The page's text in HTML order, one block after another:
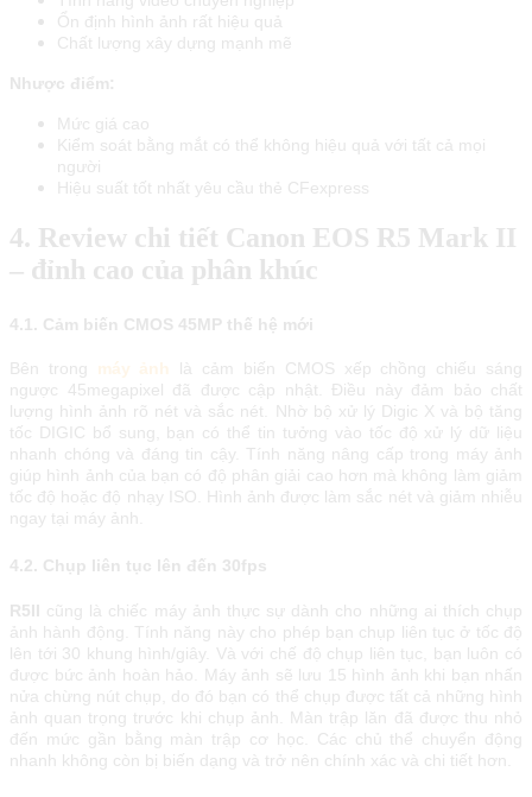
Ổn định hình ảnh rất hiệu quả
Chất lượng xây dựng mạnh mẽ
Nhược điểm:
Mức giá cao
Kiểm soát bằng mắt có thể không hiệu quả với tất cả mọi
người
Hiệu suất tốt nhất yêu cầu thẻ CFexpress
4. Review chi tiết Canon EOS R5 Mark II
– đỉnh cao của phân khúc
4.1. Cảm biến CMOS 45MP thế hệ mới
Bên trong
là cảm biến CMOS xếp chồng chiếu sáng
ngược 45megapixel đã được cập nhật. Điều này đảm bảo chất
lượng hình ảnh rõ nét và sắc nét. Nhờ bộ xử lý Digic X và bộ tăng
tốc DIGIC bổ sung, bạn có thể tin tưởng vào tốc độ xử lý dữ liệu
nhanh chóng và đáng tin cậy. Tính năng nâng cấp trong máy ảnh
giúp hình ảnh của bạn có độ phân giải cao hơn mà không làm giảm
tốc độ hoặc độ nhạy ISO. Hình ảnh được làm sắc nét và giảm nhiễu
ngay tại máy ảnh.
4.2. Chụp liên tục lên đến 30fps
R5II cũng là chiếc máy ảnh thực sự dành cho những ai thích chụp
ảnh hành động. Tính năng này cho phép bạn chụp liên tục ở tốc độ
lên tới 30 khung hình/giây. Và với chế độ chụp liên tục, bạn luôn có
được bức ảnh hoàn hảo. Máy ảnh sẽ lưu 15 hình ảnh khi bạn nhấn
nửa chừng nút chụp, do đó bạn có thể chụp được tất cả những hình
ảnh quan trọng trước khi chụp ảnh. Màn trập lăn đã được thu nhỏ
đến mức gần bằng màn trập cơ học. Các chủ thể chuyển động
nhanh không còn bị biến dạng và trở nên chính xác và chi tiết hơn.